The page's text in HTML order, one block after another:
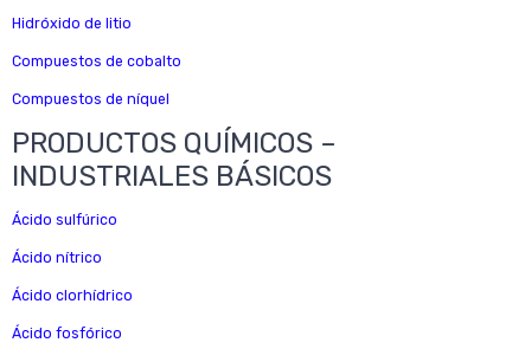
Hidróxido de litio
Compuestos de cobalto
Compuestos de níquel
PRODUCTOS QUÍMICOS –
INDUSTRIALES BÁSICOS
Ácido sulfúrico
Ácido nítrico
Ácido clorhídrico
Ácido fosfórico